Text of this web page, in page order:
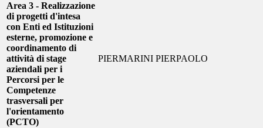
Area 3 - Realizzazione
di progetti d'intesa
con Enti ed Istituzioni
esterne, promozione e
coordinamento di
attività di stage
aziendali per i
Percorsi per le
Competenze
trasversali per
l'orientamento
(PCTO)
PIERMARINI PIERPAOLO